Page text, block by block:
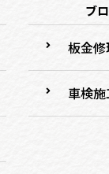
ブ
板金
車検